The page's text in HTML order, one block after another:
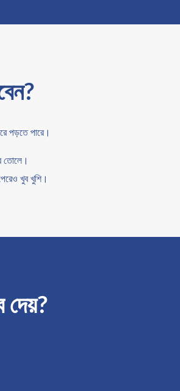
পড়তে পারে।
তোলে।
খুব খুশি।
দেয়?